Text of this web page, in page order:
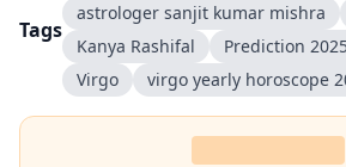
Tags
astrologer sanjit kumar mishra
Kanya Rashifal
Prediction
Virgo
virgo yearly horoscope